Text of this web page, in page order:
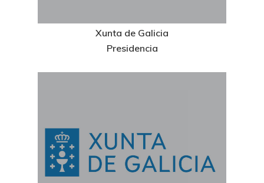
Xunta de Galicia
Presidencia